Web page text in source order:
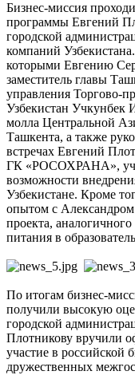
Бизнес-миссия
программы Евгений
городской
компаний
которыми Евгению
заместитель главы
управления Торгово-
Узбекистан Учкунбек
молла Центральной
Ташкента, а также
встречах Евгений
ГК «РОСОХРАНА»,
возможности
Узбекистане. Кроме
опытом с
проекта,
питания в
По итогам бизнес-
получили высокую
городской
Плотникову вручили
участие в российской
дружественных